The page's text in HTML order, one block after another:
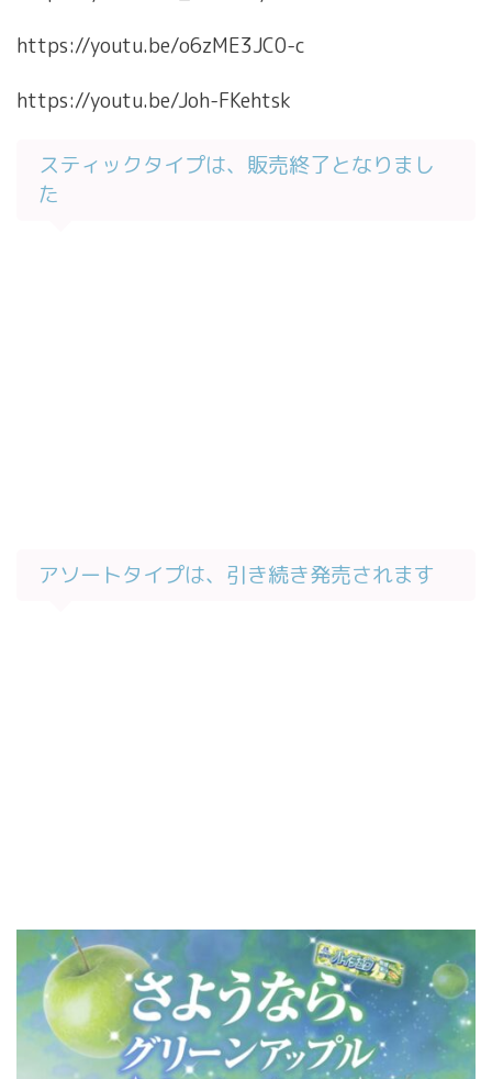
https://youtu.be/o6zME3JC0-c
https://youtu.be/Joh-FKehtsk
スティックタイプは、販売終了となりまし
た
アソートタイプは、引き続き発売されます